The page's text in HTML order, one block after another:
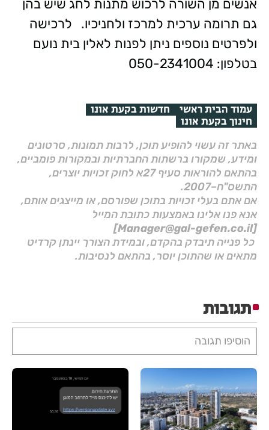
אנשים מן השורה לרכוש מתנות לחג שיש בהן
גם תרומה ערכית למרכז ולחניכיו. לרכישה
ולפרטים נוספים ניתן לפנות לאלין בית נועם
בטלפון: 050-2341004
עמוד הבית ראשי חדשות בקעת אונו
חינוך בקעת אונו
באתר זה עשוי להופיע תוכן, לרבות תמונות, סרטונים
ומידע, שמקורו ברשתות החברתיות ובמקורות פומביים,
בהתאם להוראות סעיף 27א לחוק זכויות יוצרים,
התשס"ח–2007.
אם אתם בעלי זכויות בתוכן שפורסם, או מייצגים אותם,
אנא פנו אלינו באמצעות כתובת המייל
[Manager@gal-gefen.co.il]
כל פנייה תיבדק בהקדם, ובמידת הצורך יינתן קרדיט
מתאים או שהתוכן יוסר, בהתאם לנסיבות.
תגובות
הוסיפו תגובה